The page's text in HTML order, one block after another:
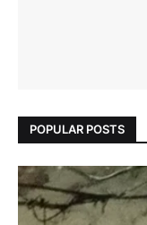
POPULAR POSTS